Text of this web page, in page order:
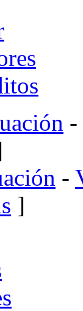
-
-
]